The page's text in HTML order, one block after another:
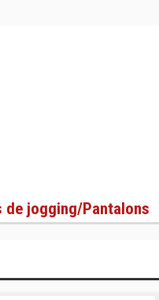
de jogging/Pantalons